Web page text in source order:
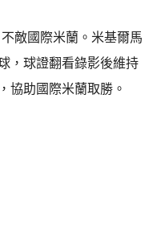
敵國際米蘭。米基爾馬
，球證翻看錄影後維持
協助國際米蘭取勝。